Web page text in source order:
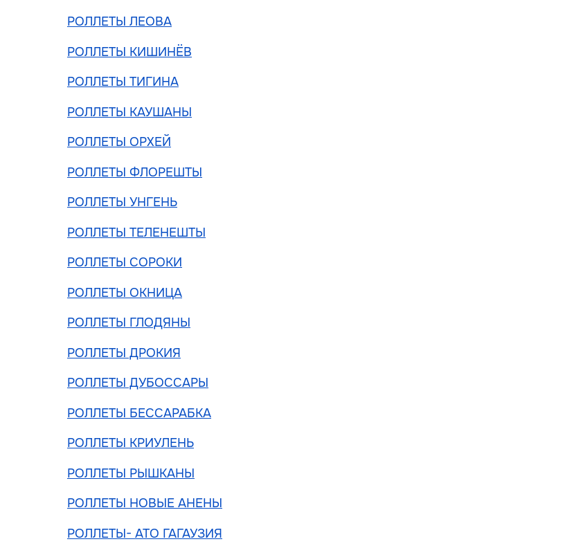
РОЛЛЕТЫ ЛЕОВА
РОЛЛЕТЫ КИШИНЁВ
РОЛЛЕТЫ ТИГИНА
РОЛЛЕТЫ КАУШАНЫ
РОЛЛЕТЫ ОРХЕЙ
РОЛЛЕТЫ ФЛОРЕШТЫ
РОЛЛЕТЫ УНГЕНЬ
РОЛЛЕТЫ ТЕЛЕНЕШТЫ
РОЛЛЕТЫ СОРОКИ
РОЛЛЕТЫ ОКНИЦА
РОЛЛЕТЫ ГЛОДЯНЫ
РОЛЛЕТЫ ДРОКИЯ
РОЛЛЕТЫ ДУБОССАРЫ
РОЛЛЕТЫ БЕССАРАБКА
РОЛЛЕТЫ КРИУЛЕНЬ
РОЛЛЕТЫ РЫШКАНЫ
РОЛЛЕТЫ НОВЫЕ АНЕНЫ
РОЛЛЕТЫ- АТО ГАГАУЗИЯ